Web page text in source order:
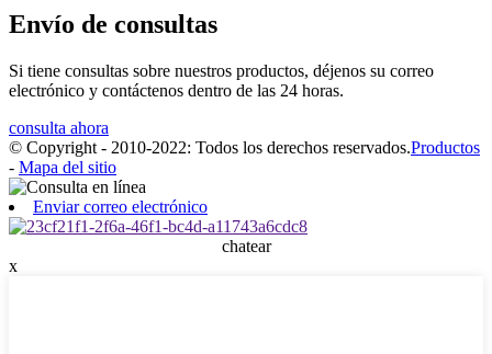
Envío de consultas
Si tiene consultas sobre nuestros productos, déjenos su correo
electrónico y contáctenos dentro de las 24 horas.
consulta ahora
© Copyright - 2010-2022: Todos los derechos reservados.Productos
- Mapa del sitio
Enviar correo electrónico
chatear
x